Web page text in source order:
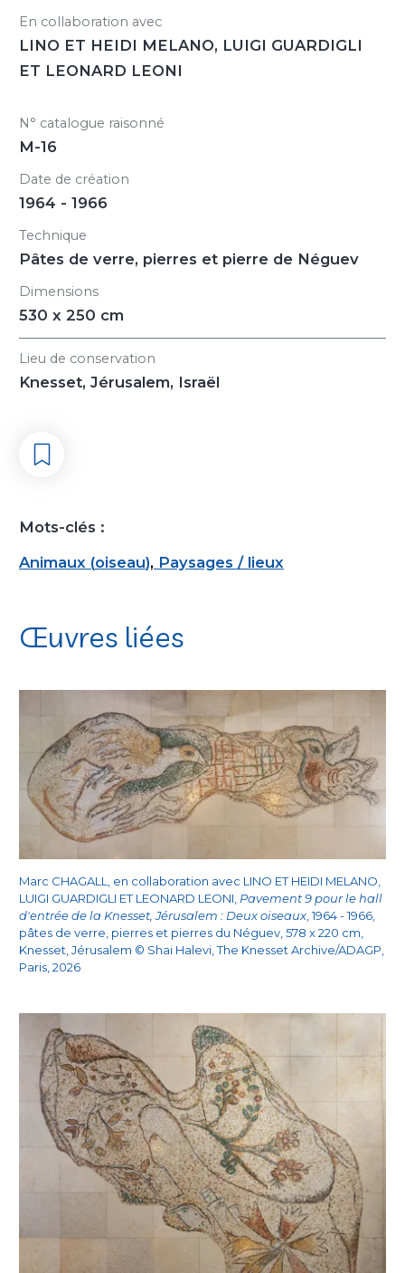
En collaboration avec
LINO ET HEIDI MELANO, LUIGI GUARDIGLI
ET LEONARD LEONI
N° catalogue raisonné
M-16
Date de création
1964 - 1966
Technique
Pâtes de verre, pierres et pierre de Néguev
Dimensions
530 x 250 cm
Lieu de conservation
Knesset, Jérusalem, Israël
Mots-clés :
Animaux (oiseau), Paysages / lieux
Œuvres liées
Marc CHAGALL, en collaboration avec LINO ET HEIDI MELANO,
LUIGI GUARDIGLI ET LEONARD LEONI, Pavement 9 pour le hall
d'entrée de la Knesset, Jérusalem : Deux oiseaux , 1964 - 1966,
pâtes de verre, pierres et pierres du Néguev, 578 x 220 cm,
Knesset, Jérusalem © Shai Halevi, The Knesset Archive/ADAGP,
Paris, 2026